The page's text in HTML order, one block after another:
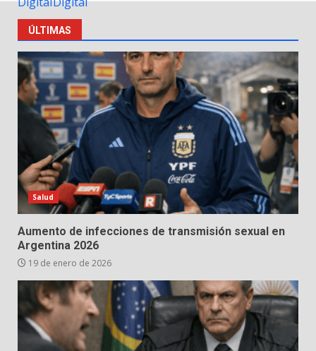
ÚLTIMAS
Salud
Aumento de infecciones de transmisión sexual en
Argentina 2026
19 de enero de 2026